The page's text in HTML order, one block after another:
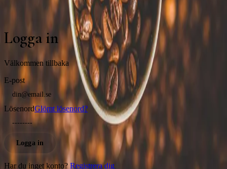
Livet är för kort för dåligt kaffe.
Logga in
Välkommen tillbaka
E-post
LösenordGlömt lösenord?
Logga in
Har du inget konto? Registrera dig